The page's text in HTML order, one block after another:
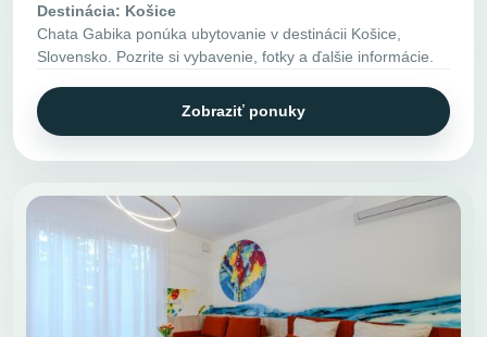
Destinácia: Košice
Chata Gabika ponúka ubytovanie v destinácii Košice,
Slovensko. Pozrite si vybavenie, fotky a ďalšie informácie.
Zobraziť ponuky